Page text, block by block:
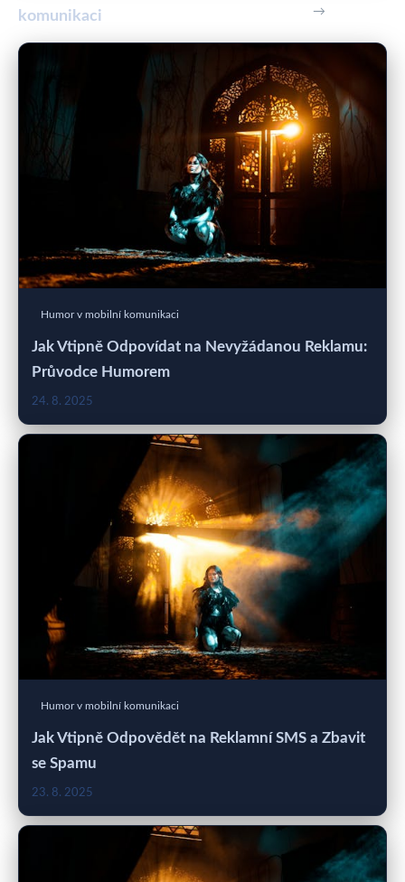
komunikaci
→
Humor v mobilní komunikaci
Jak Vtipně Odpovídat na Nevyžádanou Reklamu:
Průvodce Humorem
24. 8. 2025
Humor v mobilní komunikaci
Jak Vtipně Odpovědět na Reklamní SMS a Zbavit
se Spamu
23. 8. 2025